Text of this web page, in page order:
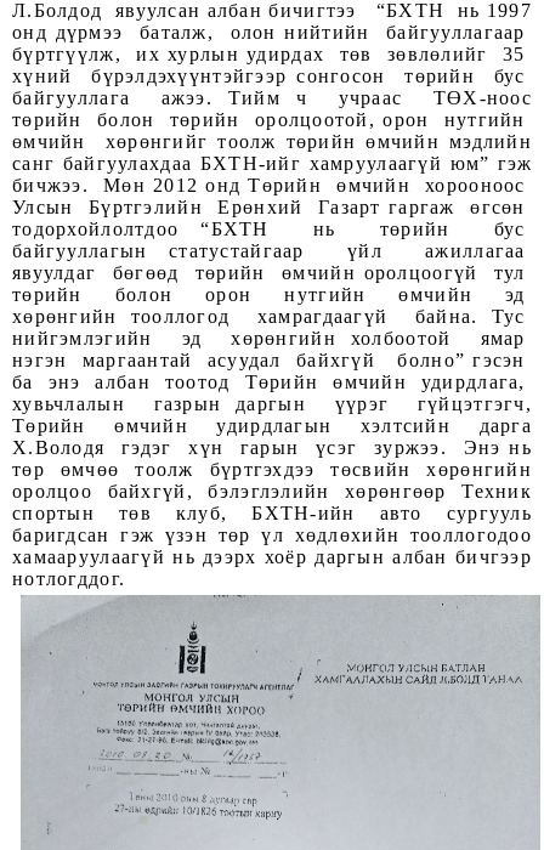
Л.Болдод явуулсан албан бичигтээ “БХТН нь 1997
онд дүрмээ баталж, олон нийтийн байгууллагаар
бүртгүүлж, их хурлын удирдах төв зөвлөлийг 35
хүний бүрэлдэхүүнтэйгээр сонгосон төрийн бус
байгууллага ажээ. Тийм ч учраас ТӨХ-ноос
төрийн болон төрийн оролцоотой, орон нутгийн
өмчийн хөрөнгийг тоолж төрийн өмчийн мэдлийн
санг байгуулахдаа БХТН-ийг хамруулаагүй юм” гэж
бичжээ. Мөн 2012 онд Төрийн өмчийн хорооноос
Улсын Бүртгэлийн Ерөнхий Газарт гаргаж өгсөн
тодорхойлолтдоо “БХТН нь төрийн бус
байгууллагын статустайгаар үйл ажиллагаа
явуулдаг бөгөөд төрийн өмчийн оролцоогүй тул
төрийн болон орон нутгийн өмчийн эд
хөрөнгийн тооллогод хамрагдаагүй байна. Тус
нийгэмлэгийн эд хөрөнгийн холбоотой ямар
нэгэн маргаантай асуудал байхгүй болно” гэсэн
ба энэ албан тоотод Төрийн өмчийн удирдлага,
хувьчлалын газрын даргын үүрэг гүйцэтгэгч,
Төрийн өмчийн удирдлагын хэлтсийн дарга
Х.Володя гэдэг хүн гарын үсэг зуржээ. Энэ нь
төр өмчөө тоолж бүртгэхдээ төсвийн хөрөнгийн
оролцоо байхгүй, бэлэглэлийн хөрөнгөөр Техник
спортын төв клуб, БХТН-ийн авто сургууль
баригдсан гэж үзэн төр үл хөдлөхийн тооллогодоо
хамааруулаагүй нь дээрх хоёр даргын албан бичгээр
нотлогддог.